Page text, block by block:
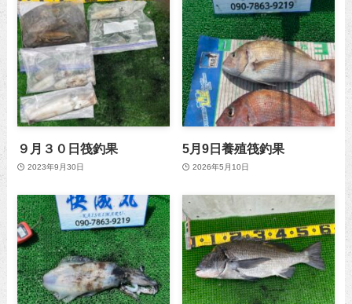
９月３０日筏釣果
2023年9月30日
5月9日養殖筏釣果
2026年5月10日